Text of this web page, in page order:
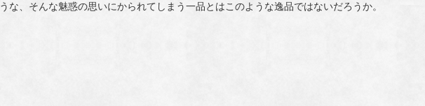
うな、そんな魅惑の思いにかられてしまう一品とはこのような逸品ではないだろうか。